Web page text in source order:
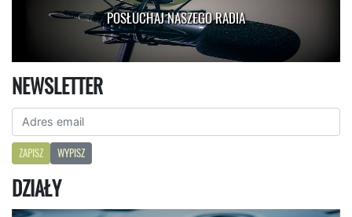
POSŁUCHAJ NASZEGO RADIA
NEWSLETTER
ZAPISZ WYPISZ
DZIAŁY